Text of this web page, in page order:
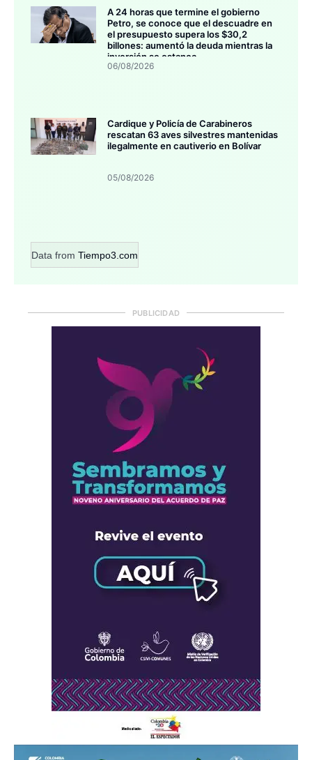
A 24 horas que termine el gobierno
Petro, se conoce que el descuadre en
el presupuesto supera los $30,2
billones: aumentó la deuda mientras la
inversión se estanca
06/08/2026
Cardique y Policía de Carabineros
rescatan 63 aves silvestres mantenidas
ilegalmente en cautiverio en Bolívar
05/08/2026
Data from Tiempo3.com
PUBLICIDAD